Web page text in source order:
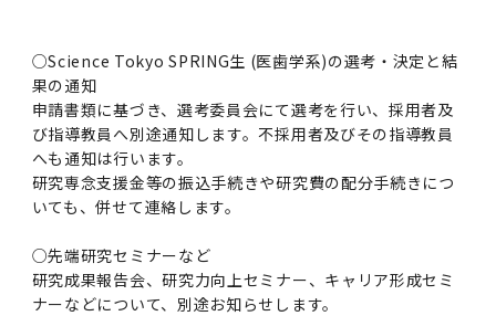
○Science Tokyo SPRING生 (医歯学系)の選考・決定と結
果の通知
申請書類に基づき、選考委員会にて選考を行い、採用者及
び指導教員へ別途通知します。不採用者及びその指導教員
へも通知は行います。
研究専念支援金等の振込手続きや研究費の配分手続きにつ
いても、併せて連絡します。
○先端研究セミナーなど
研究成果報告会、研究力向上セミナー、キャリア形成セミ
ナーなどについて、別途お知らせします。